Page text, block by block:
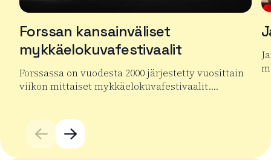
Forssan kansainväliset
mykkäelokuvafestivaalit
Forssassa on vuodesta 2000 järjestetty vuosittain
viikon mittaiset mykkäelokuvafestivaalit….